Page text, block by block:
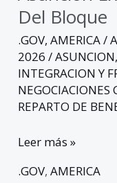
Del Bloque
.GOV,AMERICA/
2026/ASUNCION
INTEGRACION Y
NEGOCIACIONES
REPARTO DE
del
bloque
Leer más »
.GOV,AMERICA